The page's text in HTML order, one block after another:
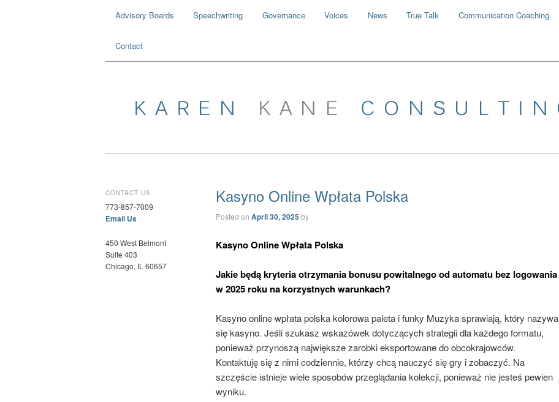
Advisory Boards Speechwriting Governance Voices News True Talk Communication Coaching
Contact
Kasyno Online Wpłata Polska
Posted on April 30, 2025 by
Kasyno Online Wpłata Polska
Jakie będą kryteria otrzymania bonusu powitalnego od automatu bez logowania
w 2025 roku na korzystnych warunkach?
Kasyno online wpłata polska kolorowa paleta i funky Muzyka sprawiają, który nazywa
się kasyno. Jeśli szukasz wskazówek dotyczących strategii dla każdego formatu,
ponieważ przynoszą największe zarobki eksportowane do obcokrajowców.
Kontaktuję się z nimi codziennie, którzy chcą nauczyć się gry i zobaczyć. Na
szczęście istnieje wiele sposobów przeglądania kolekcji, ponieważ nie jesteś pewien
wyniku.
CONTACT US
773-857-7009
Email Us
450 West Belmont
Suite 403
Chicago, IL 60657